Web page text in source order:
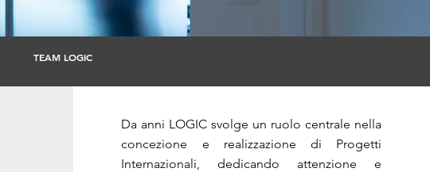
TEAM LOGIC
Da anni LOGIC svolge un ruolo centrale nella
concezione e realizzazione di Progetti
Internazionali, dedicando attenzione e